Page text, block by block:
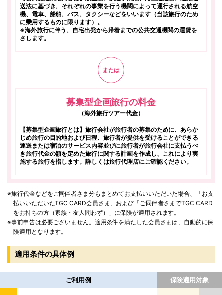
送法に基づき、それぞれの事業を行う機関によって運行される航空
機、電車、船舶、バス、タクシーなどをいいます（当該旅行のため
に乗用するものに限ります）。
※海外旅行に伴う、自宅出発から帰着までの公共交通機関の運賃を
さします。
または
募集型企画旅行の料金
（海外旅行ツアー代金）
【募集型企画旅行とは】旅行会社が旅行者の募集のために、あらか
じめ旅行の目的地および日程、旅行者が提供を受けることができる
運送または宿泊のサービス内容並びに旅行者が旅行会社に支払うべ
き旅行代金の額を定めた旅行に関する計画を作成し、これにより実
施する旅行を指します。詳しくは旅行代理店にご確認ください。
※旅行代金などをご同伴者さま分もまとめてお支払いいただいた場合、「お支
払いいただいたTGC CARD会員さま」および「ご同伴者さまでTGC CARD
をお持ちの方（家族・友人問わず）」に保険が適用されます。
※事前申告は必要ございません。適用条件を満たした会員さまは、自動的に保
険適用となります。
適用条件の具体例
ご利用例 保険適用対象